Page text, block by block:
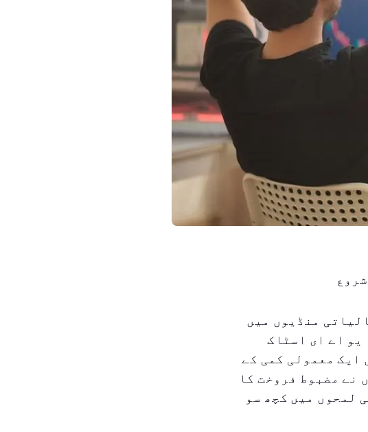
منڈیوں میں
یو اے ای اسٹاک
ایک معمولی کمی کے
نے مضبوط فروخت کا
لمحوں میں کچھ سو